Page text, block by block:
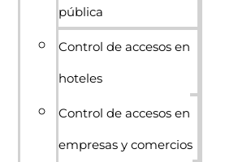
pública
Control de accesos en
hoteles
Control de accesos en
empresas y comercios